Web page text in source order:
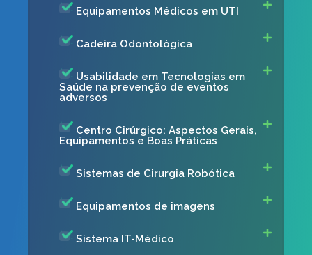
Equipamentos Médicos em UTI
Cadeira Odontológica
Usabilidade em Tecnologias em
Saúde na prevenção de eventos
adversos
Centro Cirúrgico: Aspectos Gerais,
Equipamentos e Boas Práticas
Sistemas de Cirurgia Robótica
Equipamentos de imagens
Sistema IT-Médico